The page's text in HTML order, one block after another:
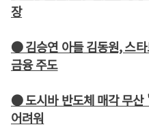
장
● 김승연 아들 김동원, 스
금융 주도
● 도시바 반도체 매각 무산
어려워